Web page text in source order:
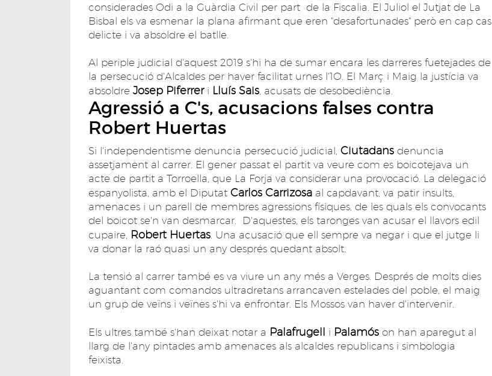
considerades Odi a la Guàrdia Civil per part de la Fiscalia. El Juliol el Jutjat de La
Bisbal els va esmenar la plana afirmant que eren "desafortunades" però en cap cas
delicte i va absoldre el batlle.
Al periple judicial d'aquest 2019 s'hi ha de sumar encara les darreres fuetejades de
la persecució d'Alcaldes per haver facilitat urnes l'1O. El Març i Maig la justícia va
absoldre Josep Piferrer i Lluís Sais, acusats de desobediència.
Agressió a C's, acusacions falses contra
Robert Huertas
Si l'independentisme denuncia persecució judicial, Ciutadans denuncia
assetjament al carrer. El gener passat el partit va veure com es boicotejava un
acte de partit a Torroella, que La Forja va considerar una provocació. La delegació
espanyolista, amb el Diputat Carlos Carrizosa al capdavant, va patir insults,
amenaces i un parell de membres agressions físiques, de les quals els convocants
del boicot se'n van desmarcar. D'aquestes, els taronges van acusar el llavors edil
cupaire, Robert Huertas. Una acusació que ell sempre va negar i que el jutge li
va donar la raó quasi un any després quedant absolt.
La tensió al carrer també es va viure un any més a Verges. Després de molts dies
aguantant com comandos ultradretans arrancaven estelades del poble, el maig
un grup de veïns i veïnes s'hi va enfrontar. Els Mossos van haver d'intervenir.
Els ultres també s'han deixat notar a Palafrugell i Palamós on han aparegut al
llarg de l'any pintades amb amenaces als alcaldes republicans i simbologia
feixista.